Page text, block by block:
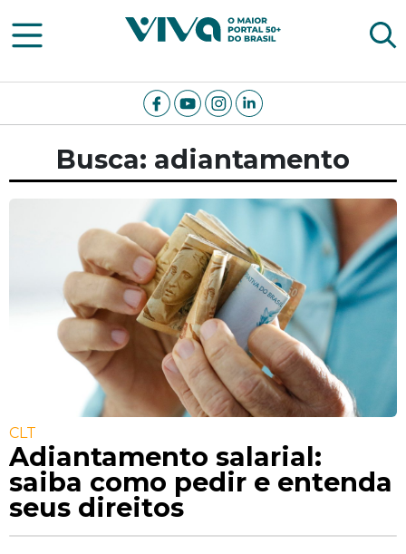
Viva Notícias
Busca: adiantamento
CLT
Adiantamento salarial:
saiba como pedir e entenda
seus direitos